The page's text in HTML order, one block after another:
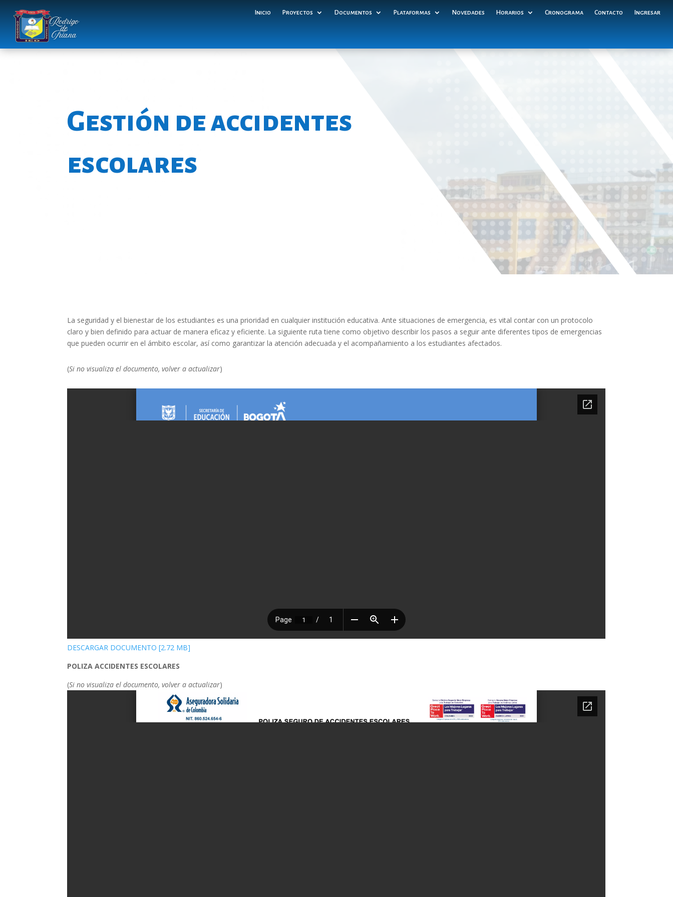
Inicio Proyectos Documentos Plataformas Novedades Horarios Cronograma Contacto Ingresar
Gestión de accidentes
escolares
La seguridad y el bienestar de los estudiantes es una prioridad en cualquier institución educativa. Ante situaciones de emergencia, es vital contar con un protocolo
claro y bien definido para actuar de manera eficaz y eficiente. La siguiente ruta tiene como objetivo describir los pasos a seguir ante diferentes tipos de emergencias
que pueden ocurrir en el ámbito escolar, así como garantizar la atención adecuada y el acompañamiento a los estudiantes afectados.
(Si no visualiza el documento, volver a actualizar)
DESCARGAR DOCUMENTO [2.72 MB]
POLIZA ACCIDENTES ESCOLARES
(Si no visualiza el documento, volver a actualizar)